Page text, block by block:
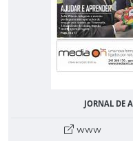
JORNAL DE
www